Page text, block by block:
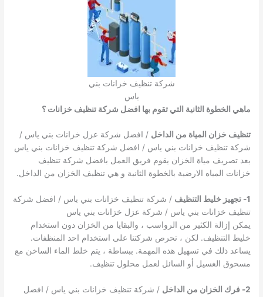
شركة تنظيف خزانات بني
ياس
ماهي الخطوة الثانية التي تقوم بها افضل شركة تنظيف خزانات ؟
تنظيف خزان المياة من الداخل / افضل شركة عزل خزانات بني ياس /
شركة تنظيف خزانات بني ياس / افضل شركة تنظيف خزانات بني ياس
بعد تصريف مياة الخزان يقوم فريق العمل بافضل شركة تنظيف
خزانات المياه الارضية بالخطوة الثانية و هي تنظيف الخزان من الداخل.
1- تجهيز خليط التنظيف
/ شركة تنظيف خزانات بني ياس / افضل شركة
تنظيف خزانات بني ياس / شركة عزل خزانات بني ياس
يمكن إزالة الكثير من الرواسب ، والبقايا من الخزان دون استخدام
خليط التنظيف. لكن ، تحرص شركتنا على استخدام احد المنظفات.
يساعد ذلك في تسهيل هذه المهمة. ببساطة ، يتم خلط الماء الساخن مع
مسحوق الغسيل أو السائل لعمل محلول تنظيف.
2- فرك الخزان من الداخل
/ شركة تنظيف خزانات بني ياس / افضل